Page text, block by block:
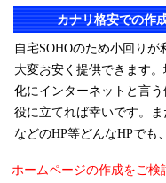
カナリ格安での作
自宅SOHOのため小回り
大変お安く提供できます
化にインターネットと言
役に立てれば幸いです。
などのHP等どんなHPでも
ホームページの作成をご検